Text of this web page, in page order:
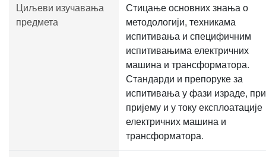
Циљеви изучавања
предмета
Стицање основних знања о
методологији, техникама
испитивања и специфичним
испитивањима електричних
машина и трансформатора.
Стандарди и препоруке за
испитивања у фази израде, при
пријему и у току експлоатације
електричних машина и
трансформатора.